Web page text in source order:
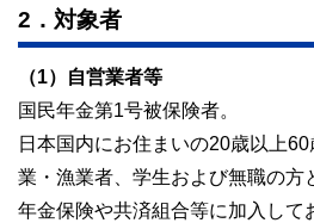
2．対象者
（1）自営業者等
国民年金第1号被保険者。
日本国内にお住まいの20歳以上
業・漁業者、学生および無職の方
年金保険や共済組合等に加入して